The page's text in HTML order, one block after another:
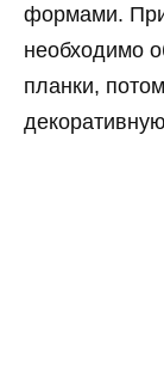
формами.
необходимо
планки,